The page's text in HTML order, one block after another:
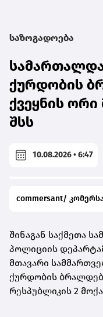
საზოგადოება
ქურდობის
ქვეყნის ორი
შსს
10.08.2026 • 6:47
commersant/
შინაგან საქმეთა
პოლიციის
მთავარი
ქურდობის
რესპუბლიკის 2